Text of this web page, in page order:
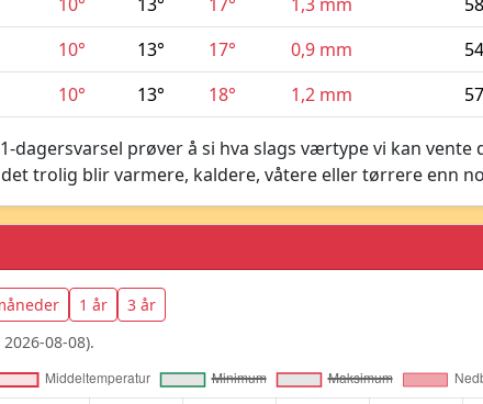
10° 13° 17° 0,9 mm
10° 13° 18° 1,2 mm
dagersvarsel prøver å si hva slags værtype vi kan vente
trolig blir varmere, kaldere, våtere eller tørrere enn
1 år 3 år
08-08).